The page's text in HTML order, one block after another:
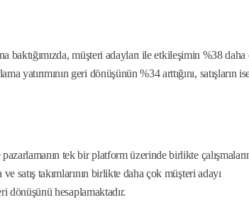
baktığımızda, müşteri adayları ile etkileşimin %38
yatırımının geri dönüşünün %34 arttığını, satışların
tek bir platform üzerinde birlikte
satış takımlarının birlikte daha çok müşteri adayı
dönüşünü hesaplamaktadır.